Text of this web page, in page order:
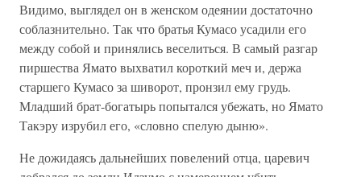
Видимо, выглядел он в женском одеянии достаточно
соблазнительно. Так что братья Кумасо усадили его
между собой и принялись веселиться. В самый разгар
пиршества Ямато выхватил короткий меч и, держа
старшего Кумасо за шиворот, пронзил ему грудь.
Младший брат-богатырь попытался убежать, но Ямато
Такэру изрубил его, «словно спелую дыню».
Не дожидаясь дальнейших повелений отца, царевич